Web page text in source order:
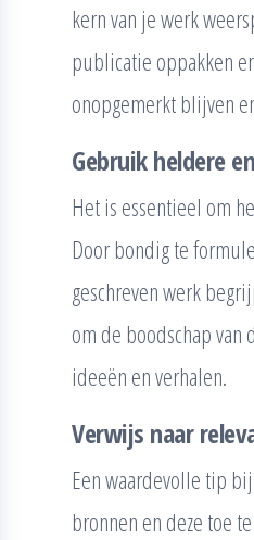
kern van je werk
publicatie oppakken
onopgemerkt blijven
Gebruik heldere
Het is essentieel om
Door bondig te
geschreven werk
om de boodschap
ideeën en verhalen.
Verwijs naar
Een waardevolle tip
bronnen en deze toe